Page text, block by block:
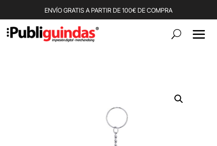
ENVÍO GRATIS A PARTIR DE 100€ DE COMPRA